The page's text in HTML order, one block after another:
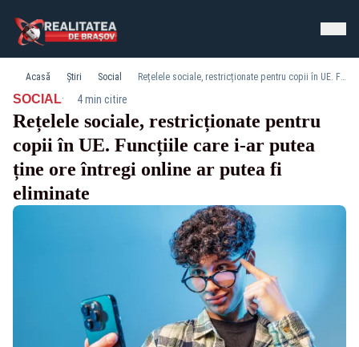
Acasă Știri Social Rețelele sociale, restricționate pentru copii în UE. Funcțiile care i-ar putea ține ore întregi online ar putea fi eliminate
SOCIAL· 4 min citire
Rețelele sociale, restricționate pentru
copii în UE. Funcțiile care i-ar putea
ține ore întregi online ar putea fi
eliminate